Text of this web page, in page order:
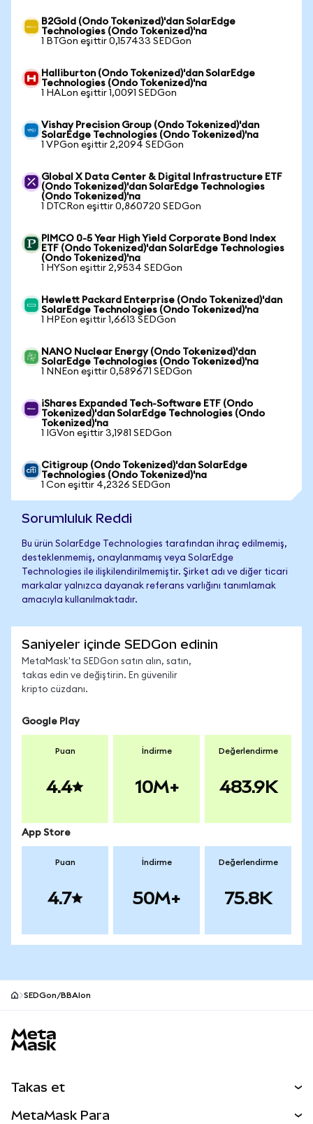
B2Gold (Ondo Tokenized)'dan SolarEdge
Technologies (Ondo Tokenized)'na
1 BTGon eşittir 0,157433 SEDGon
Halliburton (Ondo Tokenized)'dan SolarEdge
Technologies (Ondo Tokenized)'na
1 HALon eşittir 1,0091 SEDGon
Vishay Precision Group (Ondo Tokenized)'dan
SolarEdge Technologies (Ondo Tokenized)'na
1 VPGon eşittir 2,2094 SEDGon
Global X Data Center & Digital Infrastructure ETF
(Ondo Tokenized)'dan SolarEdge Technologies
(Ondo Tokenized)'na
1 DTCRon eşittir 0,860720 SEDGon
PIMCO 0-5 Year High Yield Corporate Bond Index
ETF (Ondo Tokenized)'dan SolarEdge Technologies
(Ondo Tokenized)'na
1 HYSon eşittir 2,9534 SEDGon
Hewlett Packard Enterprise (Ondo Tokenized)'dan
SolarEdge Technologies (Ondo Tokenized)'na
1 HPEon eşittir 1,6613 SEDGon
NANO Nuclear Energy (Ondo Tokenized)'dan
SolarEdge Technologies (Ondo Tokenized)'na
1 NNEon eşittir 0,589671 SEDGon
iShares Expanded Tech-Software ETF (Ondo
Tokenized)'dan SolarEdge Technologies (Ondo
Tokenized)'na
1 IGVon eşittir 3,1981 SEDGon
Citigroup (Ondo Tokenized)'dan SolarEdge
Technologies (Ondo Tokenized)'na
1 Con eşittir 4,2326 SEDGon
Sorumluluk Reddi
Bu ürün SolarEdge Technologies tarafından ihraç edilmemiş,
desteklenmemiş, onaylanmamış veya SolarEdge
Technologies ile ilişkilendirilmemiştir. Şirket adı ve diğer ticari
markalar yalnızca dayanak referans varlığını tanımlamak
amacıyla kullanılmaktadır.
Saniyeler içinde SEDGon edinin
MetaMask'ta SEDGon satın alın, satın,
takas edin ve değiştirin. En güvenilir
kripto cüzdanı.
Google Play
Puan
4.4
İndirme
10M+
Değerlendirme
483.9K
App Store
Puan
4.7
İndirme
50M+
Değerlendirme
75.8K
SEDGon/BBAIon
Takas et
MetaMask Para